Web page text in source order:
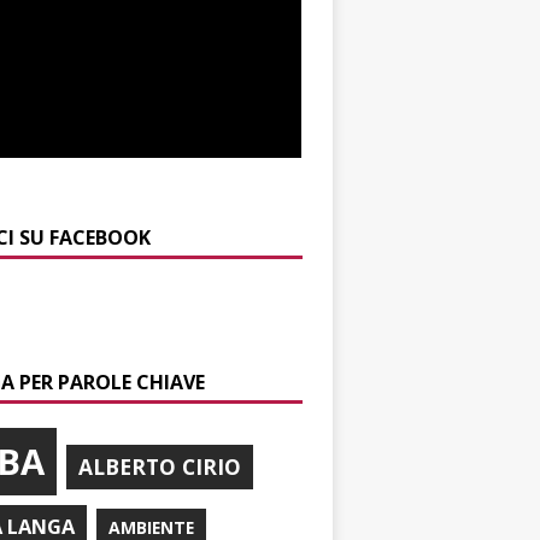
SU FACEBOOK
PER PAROLE CHIAVE
ALBERTO CIRIO
LANGA AMBIENTE